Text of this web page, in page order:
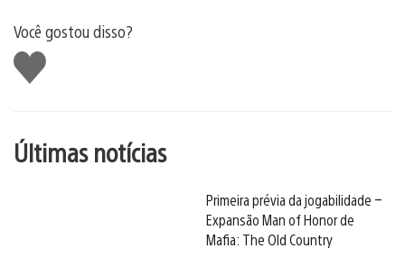
Você gostou disso?
Curtir
Últimas notícias
Primeira prévia da jogabilidade –
Expansão Man of Honor de
Mafia: The Old Country